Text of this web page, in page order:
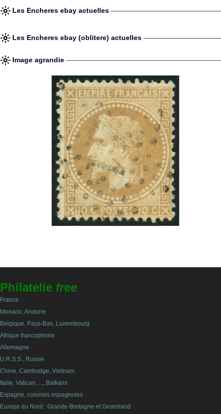
Les Encheres ebay actuelles
Les Encheres ebay (oblitere) actuelles
Image agrandie
Philatelie free
France
Monaco, Andorre
Belgique, Pays-Bas, Luxembourg
Afrique francophone
Allemagne
U.R.S.S., Russie
Chine, Cambodge, Vietnam
Italie, Vatican, ..., Balkans
Espagne, colonies espagnoles
Europe du Nord : Grande-Bretagne et Groenland